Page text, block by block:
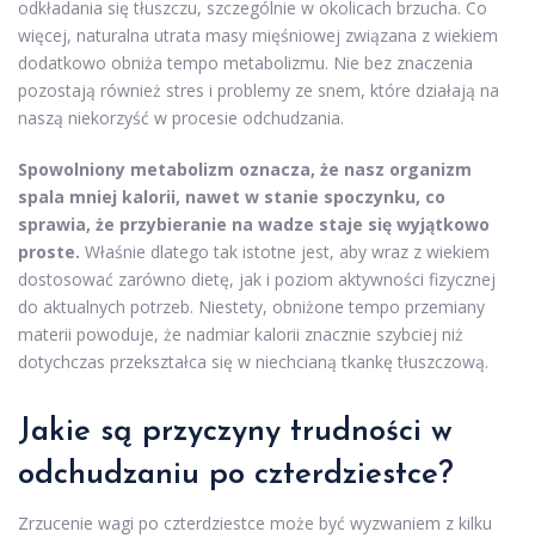
odkładania się tłuszczu, szczególnie w okolicach brzucha. Co
więcej, naturalna utrata masy mięśniowej związana z wiekiem
dodatkowo obniża tempo metabolizmu. Nie bez znaczenia
pozostają również stres i problemy ze snem, które działają na
naszą niekorzyść w procesie odchudzania.
Spowolniony metabolizm oznacza, że nasz organizm
spala mniej kalorii, nawet w stanie spoczynku, co
sprawia, że przybieranie na wadze staje się wyjątkowo
proste. Właśnie dlatego tak istotne jest, aby wraz z wiekiem
dostosować zarówno dietę, jak i poziom aktywności fizycznej
do aktualnych potrzeb. Niestety, obniżone tempo przemiany
materii powoduje, że nadmiar kalorii znacznie szybciej niż
dotychczas przekształca się w niechcianą tkankę tłuszczową.
Jakie są przyczyny trudności w
odchudzaniu po czterdziestce?
Zrzucenie wagi po czterdziestce może być wyzwaniem z kilku